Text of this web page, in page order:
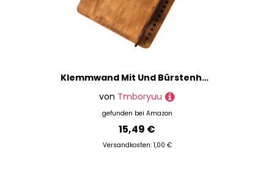
Klemmwand Mit Und Bürstenhalter Skizzenbrett Tragbare Holzkunst Zwischenablage Zum Ausführen Von Malerei Skizzieren Tragbare Skizzeplatine
von Tmboryuu
gefunden bei Amazon
15,49 €
Versandkosten: 1,00 €